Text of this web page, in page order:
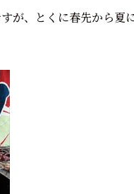
が、とくに春先から夏